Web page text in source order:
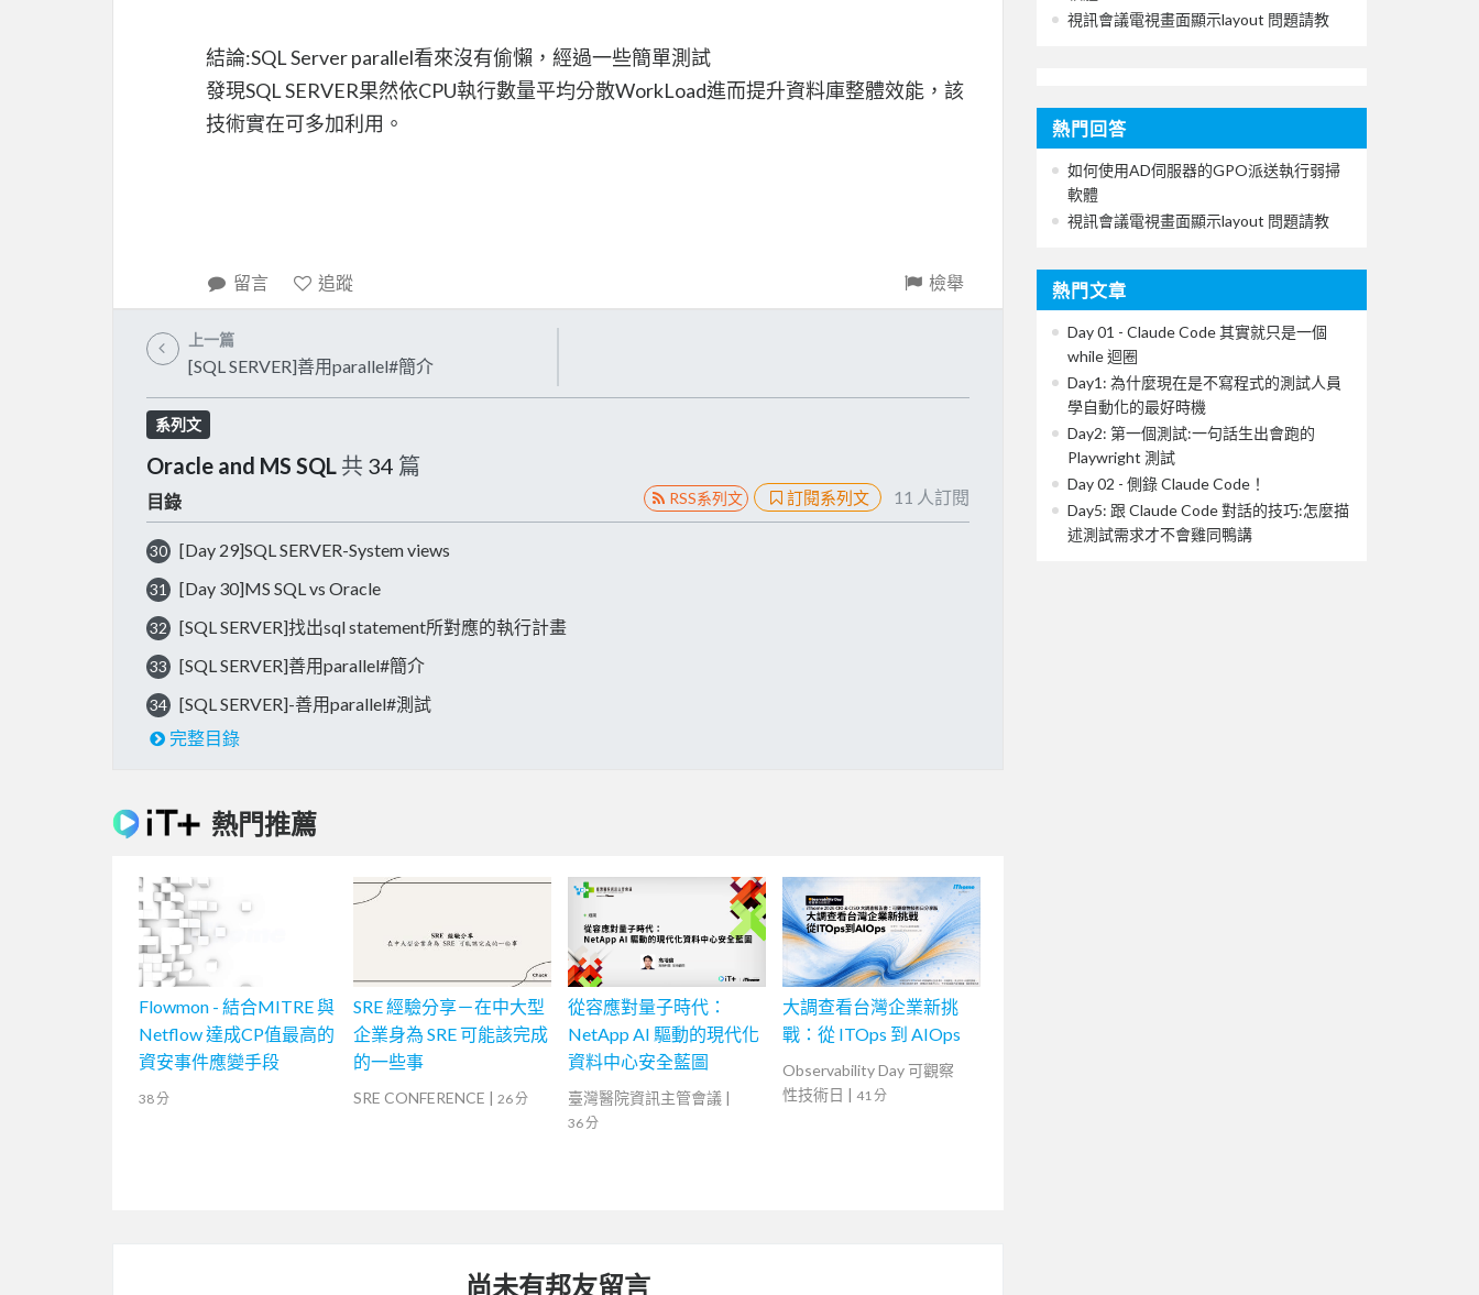
結論:SQL Server parallel看來沒有偷懶，經過一些簡單測試
發現SQL SERVER果然依CPU執行數量平均分散WorkLoad進而提升資料庫整體效能，該
技術實在可多加利用。
留言 追蹤 檢舉
上一篇
[SQL SERVER]善用parallel#簡介
系列文
Oracle and MS SQL 共 34 篇
目錄 RSS系列文 訂閱系列文 11 人訂閱
30 [Day 29]SQL SERVER-System views
31 [Day 30]MS SQL vs Oracle
32 [SQL SERVER]找出sql statement所對應的執行計畫
33 [SQL SERVER]善用parallel#簡介
34
[SQL SERVER]-善用parallel#測試
完整目錄
熱門推薦
Flowmon - 結合MITRE 與
Netflow 達成CP值最高的
資安事件應變手段
38 分
SRE 經驗分享－在中大型
企業身為 SRE 可能該完成
的一些事
SRE CONFERENCE | 26 分
從容應對量子時代：
NetApp AI 驅動的現代化
資料中心安全藍圖
臺灣醫院資訊主管會議 |
36 分
大調查看台灣企業新挑
戰：從 ITOps 到 AIOps
Observability Day 可觀察
性技術日 | 41 分
尚未有邦友留言
視訊會議電視畫面顯示layout 問題請教
熱門回答
如何使用AD伺服器的GPO派送執行弱掃
軟體
視訊會議電視畫面顯示layout 問題請教
熱門文章
Day 01 - Claude Code 其實就只是一個
while 迴圈
Day1: 為什麼現在是不寫程式的測試人員
學自動化的最好時機
Day2: 第一個測試:一句話生出會跑的
Playwright 測試
Day 02 - 側錄 Claude Code！
Day5: 跟 Claude Code 對話的技巧:怎麼描
述測試需求才不會雞同鴨講